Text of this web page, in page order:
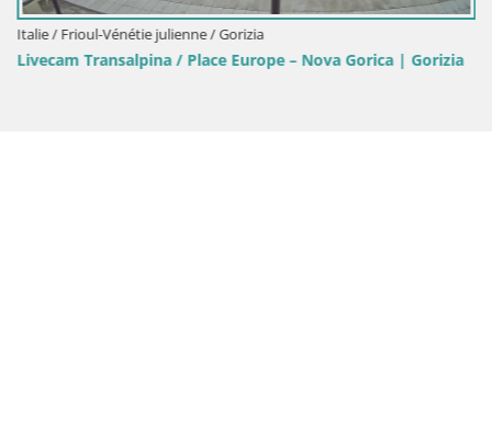
Italie / Frioul-Vénétie julienne / Gorizia
Livecam Transalpina / Place Europe – Nova Gorica | Gorizia